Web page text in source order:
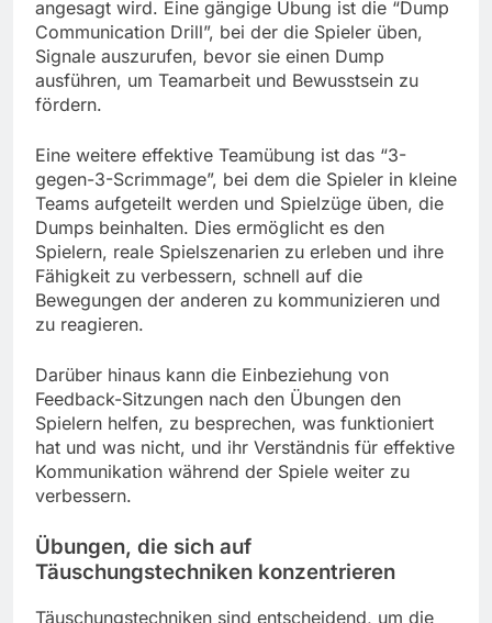
angesagt wird. Eine gängige Übung ist die “Dump
Communication Drill”, bei der die Spieler üben,
Signale auszurufen, bevor sie einen Dump
ausführen, um Teamarbeit und Bewusstsein zu
fördern.
Eine weitere effektive Teamübung ist das “3-
gegen-3-Scrimmage”, bei dem die Spieler in kleine
Teams aufgeteilt werden und Spielzüge üben, die
Dumps beinhalten. Dies ermöglicht es den
Spielern, reale Spielszenarien zu erleben und ihre
Fähigkeit zu verbessern, schnell auf die
Bewegungen der anderen zu kommunizieren und
zu reagieren.
Darüber hinaus kann die Einbeziehung von
Feedback-Sitzungen nach den Übungen den
Spielern helfen, zu besprechen, was funktioniert
hat und was nicht, und ihr Verständnis für effektive
Kommunikation während der Spiele weiter zu
verbessern.
Übungen, die sich auf
Täuschungstechniken konzentrieren
Täuschungstechniken sind entscheidend, um die